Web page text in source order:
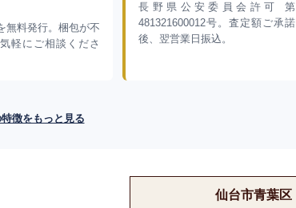
無料発行。梱包が不
軽にご相談くださ
長野県公安委員会許可 第
481321600012号。査定額ご承諾
後、翌営業日振込。
徴をもっと見る
仙台市青葉区